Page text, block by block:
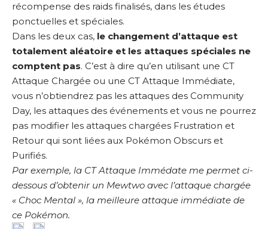
récompense des raids finalisés, dans les études
ponctuelles et spéciales.
Dans les deux cas, le changement d’attaque est
totalement aléatoire et les attaques spéciales ne
comptent pas. C’est à dire qu’en utilisant une CT
Attaque Chargée ou une CT Attaque Immédiate,
vous n’obtiendrez pas les attaques des Community
Day, les attaques des événements et vous ne pourrez
pas modifier les attaques chargées Frustration et
Retour qui sont liées aux Pokémon Obscurs et
Purifiés.
Par exemple, la CT Attaque Immédate me permet ci-
dessous d’obtenir un Mewtwo avec l’attaque chargée
« Choc Mental », la meilleure attaque immédiate de
ce Pokémon.